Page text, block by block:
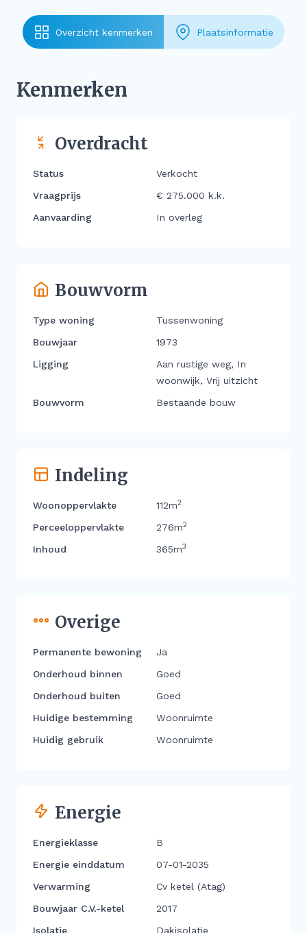
Overzicht kenmerken Plaatsinformatie
Kenmerken
Overdracht
Status
Verkocht
Vraagprijs
€ 275.000 k.k.
Aanvaarding
In overleg
Bouwvorm
Type woning
Tussenwoning
Bouwjaar
1973
Ligging
Aan rustige weg, In
woonwijk, Vrij uitzicht
Bouwvorm
Bestaande bouw
Indeling
Woonoppervlakte 112m2
Perceeloppervlakte 276m2
Inhoud 365m3
Overige
Permanente bewoning
Ja
Onderhoud binnen
Goed
Onderhoud buiten
Goed
Huidige bestemming
Woonruimte
Huidig gebruik
Woonruimte
Energie
Energieklasse
B
Energie einddatum
07-01-2035
Verwarming
Cv ketel (Atag)
Bouwjaar C.V.-ketel
2017
Isolatie
Dakisolatie